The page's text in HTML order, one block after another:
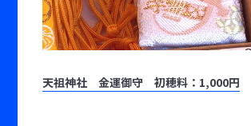
天祖神社 金運御守 初穂料：1,000円